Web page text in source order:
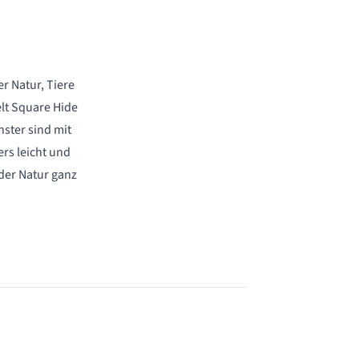
Natur, Tiere
Square Hide
sind mit
leicht und
Natur ganz